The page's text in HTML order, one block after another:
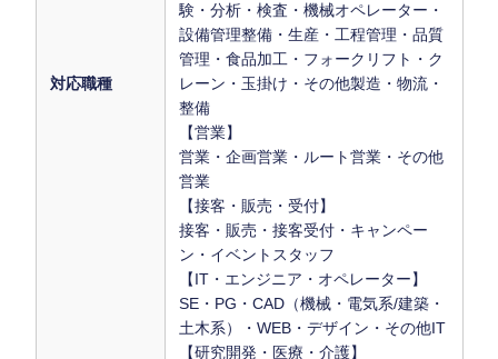
対応職種
験・分析・検査・機械オペレーター・
設備管理整備・生産・工程管理・品質
管理・食品加工・フォークリフト・ク
レーン・玉掛け・その他製造・物流・
整備
【営業】
営業・企画営業・ルート営業・その他
営業
【接客・販売・受付】
接客・販売・接客受付・キャンペー
ン・イベントスタッフ
【IT・エンジニア・オペレーター】
SE・PG・CAD（機械・電気系/建築・
土木系）・WEB・デザイン・その他IT
【研究開発・医療・介護】